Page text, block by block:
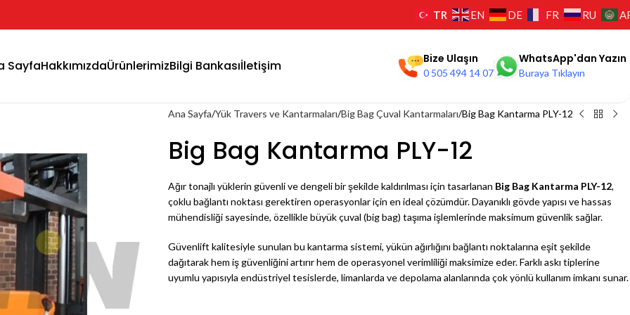
TR EN DE FR RU
SayfaHakkımızdaÜrünlerimizBilgi Bankasıİletişim Bize Ulaşın
0 505 494 14 07
WhatsApp'dan Yazın
Buraya Tıklayın
Ana Sayfa Yük Travers ve Kantarmaları Big Bag Çuval Kantarmaları Big Bag Kantarma PLY-12
Big Bag Kantarma PLY-12
Ağır tonajlı yüklerin güvenli ve dengeli bir şekilde kaldırılması için tasarlanan Big Bag Kantarma PLY-12,
çoklu bağlantı noktası gerektiren operasyonlar için en ideal çözümdür. Dayanıklı gövde yapısı ve hassas
mühendisliği sayesinde, özellikle büyük çuval (big bag) taşıma işlemlerinde maksimum güvenlik sağlar.
Güvenlift kalitesiyle sunulan bu kantarma sistemi, yükün ağırlığını bağlantı noktalarına eşit şekilde
dağıtarak hem iş güvenliğini artırır hem de operasyonel verimliliği maksimize eder. Farklı askı tiplerine
uyumlu yapısıyla endüstriyel tesislerde, limanlarda ve depolama alanlarında çok yönlü kullanım imkanı sunar.